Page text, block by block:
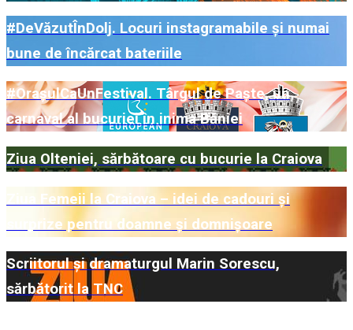
#DeVăzutÎnDolj. Locuri instagramabile și numai
bune de încărcat bateriile
#OrașulCaUnFestival. Târgul de Paște, un
carnaval al bucuriei în inima Băniei
Ziua Olteniei, sărbătoare cu bucurie la Craiova
Ziua Femeii la Craiova – idei de cadouri și
surprize pentru doamne și domnișoare
Scriitorul și dramaturgul Marin Sorescu,
sărbătorit la TNC